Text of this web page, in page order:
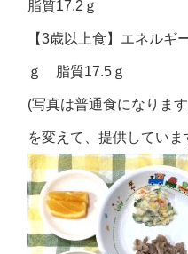
脂質17.2ｇ
【3歳以上食】エネル
ｇ 脂質17.5ｇ
(写真は普通食になりま
を変えて、提供していま